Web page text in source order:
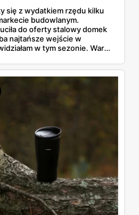
się z wydatkiem rzędu kilku
budowlanym.
do oferty stalowy domek
najtańsze wejście w
w tym sezonie. Warto
i jak przygotować miejsce,
przy pierwszej jesiennej